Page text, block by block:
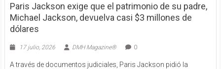
Paris Jackson exige que el patrimonio de su padre,
Michael Jackson, devuelva casi $3 millones de
dólares
17 julio, 2026 DMH Magazine® 0
A través de documentos judiciales, Paris Jackson pidió la